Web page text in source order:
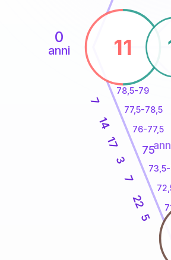
0
anni
76-77,5
77,5-78,5
78,5-79
5
22
7
3
17
14
7
11
75